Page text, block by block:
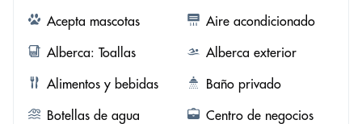
Acepta mascotas
Aire acondicionado
Alberca: Toallas
Alberca exterior
Alimentos y bebidas
Baño privado
Botellas de agua
Centro de negocios